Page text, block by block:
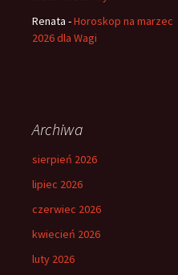
Renata -Horoskop na marzec
2026 dla Wagi
Archiwa
sierpień 2026
lipiec 2026
czerwiec 2026
kwiecień 2026
luty 2026